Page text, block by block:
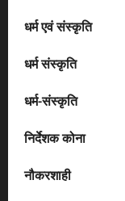
धर्म एवं संस्कृति
धर्म संस्कृति
धर्म-संस्कृति
निर्देशक कोना
नौकरशाही